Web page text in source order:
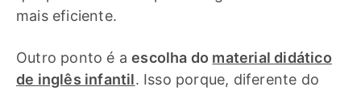
mais eficiente.
Outro ponto é aescolha do material didático
de inglês infantil. Isso porque, diferente do